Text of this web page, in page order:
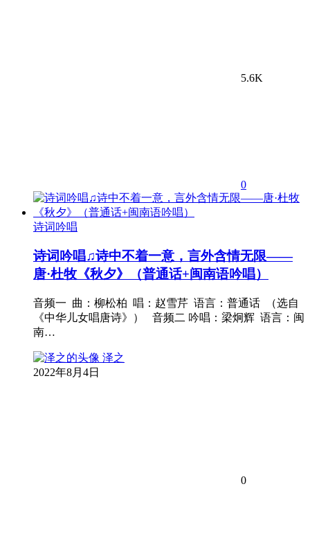
5.6K
0
诗词吟唱
诗词吟唱♫诗中不着一意，言外含情无限——
唐·杜牧《秋夕》（普通话+闽南语吟唱）
音频一 曲：柳松柏 唱：赵雪芹 语言：普通话 （选自
《中华儿女唱唐诗》） 音频二 吟唱：梁炯辉 语言：闽
南…
泽之
2022年8月4日
0